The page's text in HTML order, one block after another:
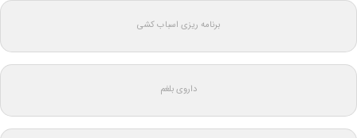
برنامه ریزی اسباب کشی
داروی بلغم